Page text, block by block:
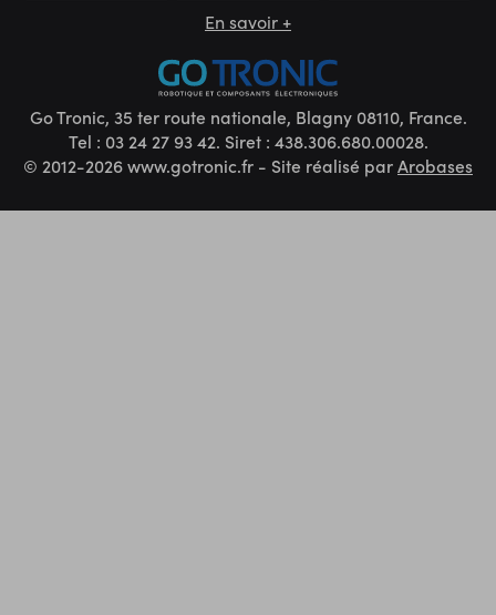
En savoir +
Go Tronic, 35 ter route nationale, Blagny 08110, France.
Tel : 03 24 27 93 42. Siret : 438.306.680.00028.
© 2012-2026 www.gotronic.fr - Site réalisé parArobases